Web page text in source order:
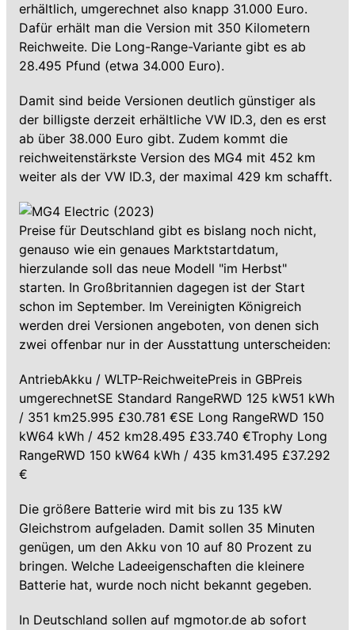
erhältlich, umgerechnet also knapp 31.000 Euro.
Dafür erhält man die Version mit 350 Kilometern
Reichweite. Die Long-Range-Variante gibt es ab
28.495 Pfund (etwa 34.000 Euro).
Damit sind beide Versionen deutlich günstiger als
der billigste derzeit erhältliche VW ID.3, den es erst
ab über 38.000 Euro gibt. Zudem kommt die
reichweitenstärkste Version des MG4 mit 452 km
weiter als der VW ID.3, der maximal 429 km schafft.
Preise für Deutschland gibt es bislang noch nicht,
genauso wie ein genaues Marktstartdatum,
hierzulande soll das neue Modell "im Herbst"
starten. In Großbritannien dagegen ist der Start
schon im September. Im Vereinigten Königreich
werden drei Versionen angeboten, von denen sich
zwei offenbar nur in der Ausstattung unterscheiden:
AntriebAkku / WLTP-ReichweitePreis in GBPreis
umgerechnetSE Standard RangeRWD 125 kW51 kWh
/ 351 km25.995 £30.781 €SE Long RangeRWD 150
kW64 kWh / 452 km28.495 £33.740 €Trophy Long
RangeRWD 150 kW64 kWh / 435 km31.495 £37.292
€
Die größere Batterie wird mit bis zu 135 kW
Gleichstrom aufgeladen. Damit sollen 35 Minuten
genügen, um den Akku von 10 auf 80 Prozent zu
bringen. Welche Ladeeigenschaften die kleinere
Batterie hat, wurde noch nicht bekannt gegeben.
In Deutschland sollen auf mgmotor.de ab sofort